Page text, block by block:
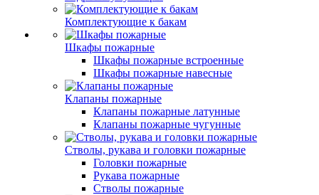
Комплектующие к бакам
Шкафы пожарные
Шкафы пожарные встроенные
Шкафы пожарные навесные
Клапаны пожарные
Клапаны пожарные латунные
Клапаны пожарные чугунные
Стволы, рукава и головки пожарные
Головки пожарные
Рукава пожарные
Стволы пожарные